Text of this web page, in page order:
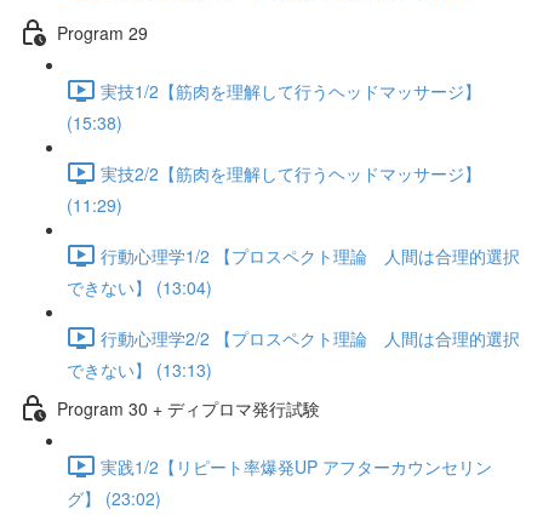
Program 29
実技1/2【筋肉を理解して行うヘッドマッサージ】
(15:38)
実技2/2【筋肉を理解して行うヘッドマッサージ】
(11:29)
行動心理学1/2 【プロスペクト理論 人間は合理的選択
できない】 (13:04)
行動心理学2/2 【プロスペクト理論 人間は合理的選択
できない】 (13:13)
Program 30 + ディプロマ発行試験
実践1/2【リピート率爆発UP アフターカウンセリン
グ】 (23:02)